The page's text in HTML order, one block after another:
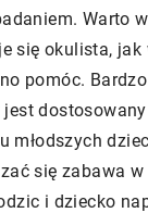
Warto
się okulista, jak
pomóc.
młodszych
się zabawa
i dziecko